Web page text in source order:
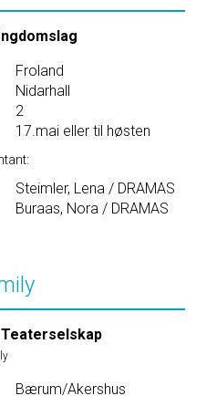
Froland
Nidarhall
2
17.mai eller til høsten
Steimler, Lena / DRAMAS
Buraas, Nora / DRAMAS
Bærum/Akershus